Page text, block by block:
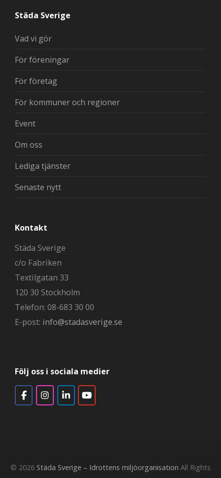
Städa Sverige
Vad vi gör
För föreningar
För företag
För kommuner och regioner
Event
Om oss
Lediga tjänster
Senaste nytt
Kontakt
Städa Sverige
c/o Fabriken
Textilgatan 33
120 30 Stockholm
Telefon: 08-683 30 00
E-post: info@stadasverige.se
Följ oss i sociala medier
© 2026 Städa Sverige – Idrottens miljöorganisation All Rights